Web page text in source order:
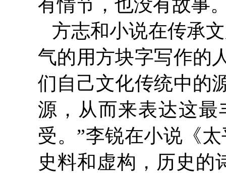
有情节，也没有故事
方志和小说在传承
气的用方块字写作的
们自己文化传统中的
源，从而来表达这
受。”李锐在小说《
史料和虚构，历史的